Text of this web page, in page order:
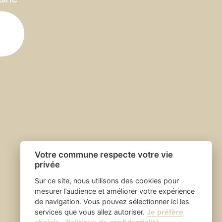
Votre commune respecte votre vie
privée
Sur ce site, nous utilisons des cookies pour
mesurer l’audience et améliorer votre expérience
de navigation. Vous pouvez sélectionner ici les
services que vous allez autoriser. Je préfère